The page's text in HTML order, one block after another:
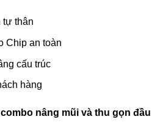
tự thân
Chip an toàn
cấu trúc
hàng
nâng mũi và thu gọn đầu